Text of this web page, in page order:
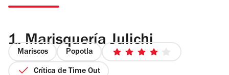
1. Marisquería Julichi
Mariscos Popotla
4
Crítica de Time Out